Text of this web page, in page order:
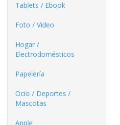
Tablets / Ebook
Foto / Video
Hogar /
Electrodomésticos
Papelería
Ocio / Deportes /
Mascotas
Apple